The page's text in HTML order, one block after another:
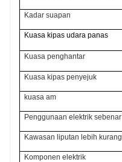
Kadar suapan
Kuasa kipas udara panas
Kuasa penghantar
Kuasa kipas penyejuk
kuasa am
Penggunaan elektrik sebenar
Kawasan liputan lebih kurang.
Komponen elektrik